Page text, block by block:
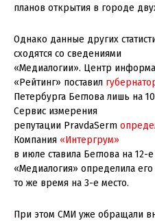
планов открытия в городе
Однако данные других
сходятся со сведениями
«Медиалогии». Центр
«Рейтинг» поставил
Петербурга Беглова лишь на
Сервис измерения
репутации PravdaSerm
Компания «Интергрум»
в июле ставила Беглова на 12-
«Медиалогия» определила его
то же время на 3-е место.
При этом СМИ уже обращали